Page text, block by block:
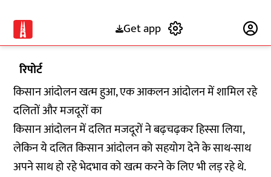
Get app
रिपोर्ट
किसान आंदोलन खत्म हुआ, एक आकलन आंदोलन में शामिल रहे
दलितों और मजदूरों का
किसान आंदोलन में दलित मजदूरों ने बढ़चढ़कर हिस्सा लिया,
लेकिन ये दलित किसान आंदोलन को सहयोग देने के साथ-साथ
अपने साथ हो रहे भेदभाव को खत्म करने के लिए भी लड़ रहे थे.